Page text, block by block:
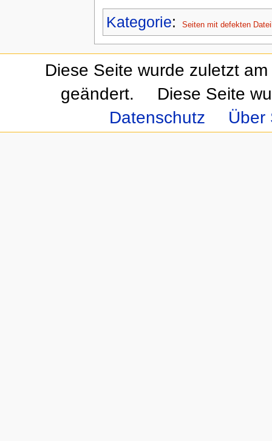
Kategorie: Seiten mit defekten
Diese Seite wurde zuletzt
geändert.
Diese Seite
Datenschutz
Über